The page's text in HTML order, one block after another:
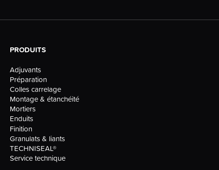
PRODUITS
Adjuvants
Préparation
Colles carrelage
Montage & étanchéité
Mortiers
Enduits
Finition
Granulats & liants
TECHNISEAL®
Service technique